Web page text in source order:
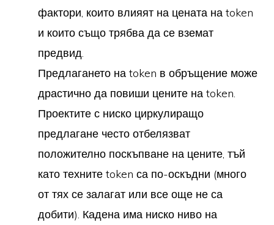
фактори, които влияят на цената на token
и които също трябва да се вземат
предвид.
Предлагането на token в обръщение може
драстично да повиши цените на token.
Проектите с ниско циркулиращо
предлагане често отбелязват
положително поскъпване на цените, тъй
като техните token са по-оскъдни (много
от тях се залагат или все още не са
добити). Кадена има ниско ниво на